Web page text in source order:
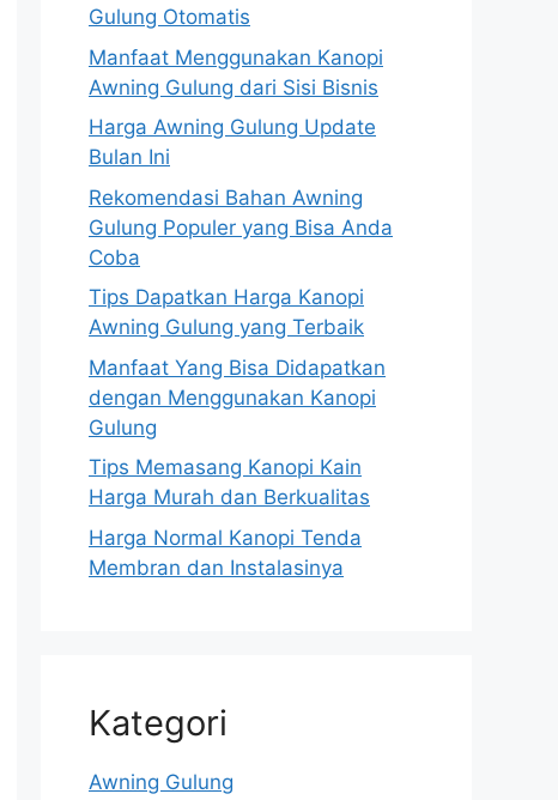
Gulung Otomatis
Manfaat Menggunakan Kanopi
Awning Gulung dari Sisi Bisnis
Harga Awning Gulung Update
Bulan Ini
Rekomendasi Bahan Awning
Gulung Populer yang Bisa Anda
Coba
Tips Dapatkan Harga Kanopi
Awning Gulung yang Terbaik
Manfaat Yang Bisa Didapatkan
dengan Menggunakan Kanopi
Gulung
Tips Memasang Kanopi Kain
Harga Murah dan Berkualitas
Harga Normal Kanopi Tenda
Membran dan Instalasinya
Kategori
Awning Gulung